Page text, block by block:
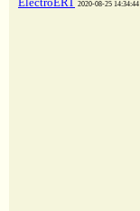
2020-08-25 14:34:44